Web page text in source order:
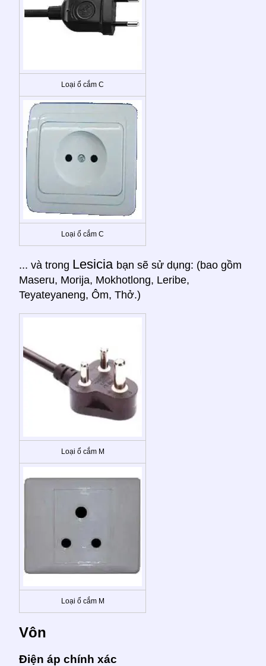
Loại ổ cắm C
Loại ổ cắm C
... và trong Lesicia bạn sẽ sử dụng: (bao gồm
Maseru, Morija, Mokhotlong, Leribe,
Teyateyaneng, Ôm, Thở.)
Loại ổ cắm M
Loại ổ cắm M
Vôn
Điện áp chính xác